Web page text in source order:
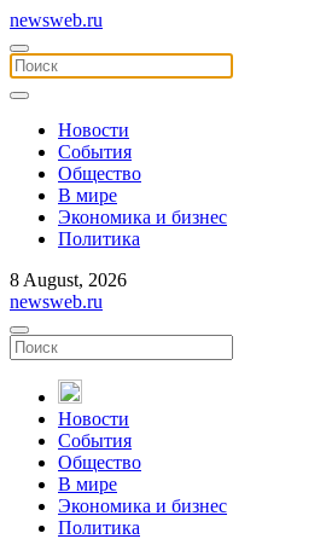
newsweb.ru
Новости
События
Общество
В мире
Экономика и бизнес
Политика
8 August, 2026
newsweb.ru
Новости
События
Общество
В мире
Экономика и бизнес
Политика